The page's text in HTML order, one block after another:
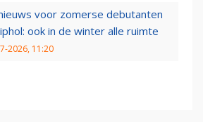
voor zomerse debutanten
ook in de winter alle ruimte
2026, 11:20